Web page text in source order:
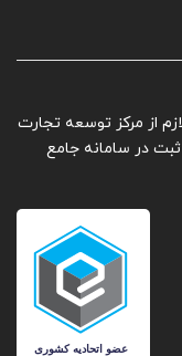
از مرکز توسعه تجارت
ثبت در سامانه جامع